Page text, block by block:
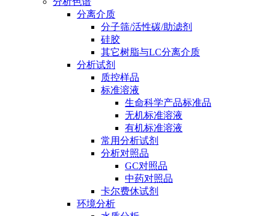
分离介质
分子筛/活性碳/助滤剂
硅胶
其它树脂与LC分离介质
分析试剂
质控样品
标准溶液
生命科学产品标准品
无机标准溶液
有机标准溶液
常用分析试剂
分析对照品
GC对照品
中药对照品
卡尔费休试剂
环境分析